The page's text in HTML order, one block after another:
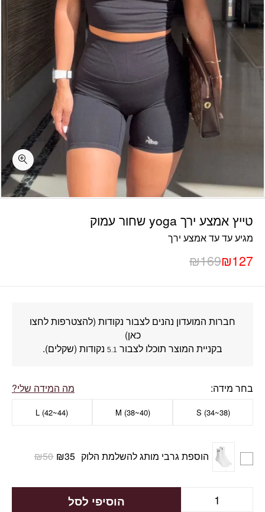
טייץ אמצע ירך yoga שחור עמוק
מגיע עד עד אמצע ירך
₪169₪127
בחר מידה מה המידה שלי?
S (34~38)
M (38~40)
L (42~44)
הוספת גרבי מותג להשלמת הלוק ₪50 ₪35
הוסיפי לסל
חברות המועדון נהנים לצבור נקודות (להצטרפות לחצו
כאן)
בקניית המוצר תוכלו לצבור 5.1 נקודות (שקלים).